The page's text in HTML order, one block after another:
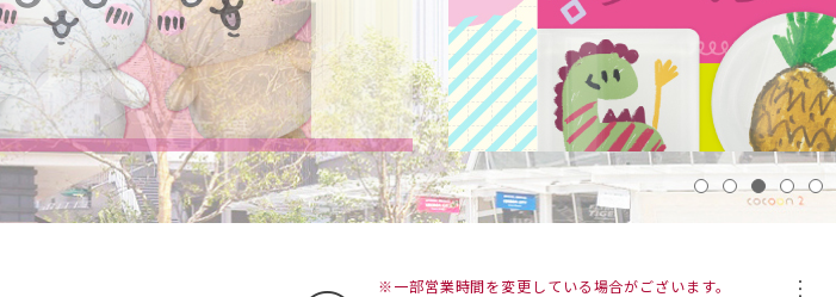
※一部営業時間を変更している場合がございます。